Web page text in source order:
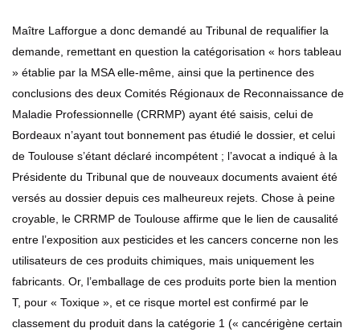
Maître Lafforgue a donc demandé au Tribunal de requalifier la
demande, remettant en question la catégorisation « hors tableau
» établie par la MSA elle-même, ainsi que la pertinence des
conclusions des deux Comités Régionaux de Reconnaissance de
Maladie Professionnelle (CRRMP) ayant été saisis, celui de
Bordeaux n’ayant tout bonnement pas étudié le dossier, et celui
de Toulouse s’étant déclaré incompétent ; l’avocat a indiqué à la
Présidente du Tribunal que de nouveaux documents avaient été
versés au dossier depuis ces malheureux rejets. Chose à peine
croyable, le CRRMP de Toulouse affirme que le lien de causalité
entre l’exposition aux pesticides et les cancers concerne non les
utilisateurs de ces produits chimiques, mais uniquement les
fabricants. Or, l’emballage de ces produits porte bien la mention
T, pour « Toxique », et ce risque mortel est confirmé par le
classement du produit dans la catégorie 1 (« cancérigène certain